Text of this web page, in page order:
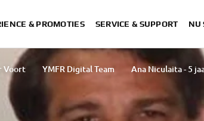
& PROMOTIES SERVICE & SUPPORT NU
Voort YMFR Digital Team Ana Niculaita - 5
Tavlibiyik
Esther Van Berkel